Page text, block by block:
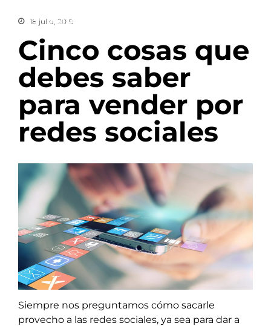
Servicios
Cursos
Marketing Digital Estratégico
Data studio para marketing
digital
Fintech Perú
Trends digital 2020
Transformación Digital
Inteligencia de negocios
Implementación Agile
Service Design
Design Thinking
Ecosistema de startups
Gamification
Blog
18 julio, 2019
Cinco cosas que
debes saber
para vender por
redes sociales
Siempre nos preguntamos cómo sacarle
provecho a las redes sociales, ya sea para dar a